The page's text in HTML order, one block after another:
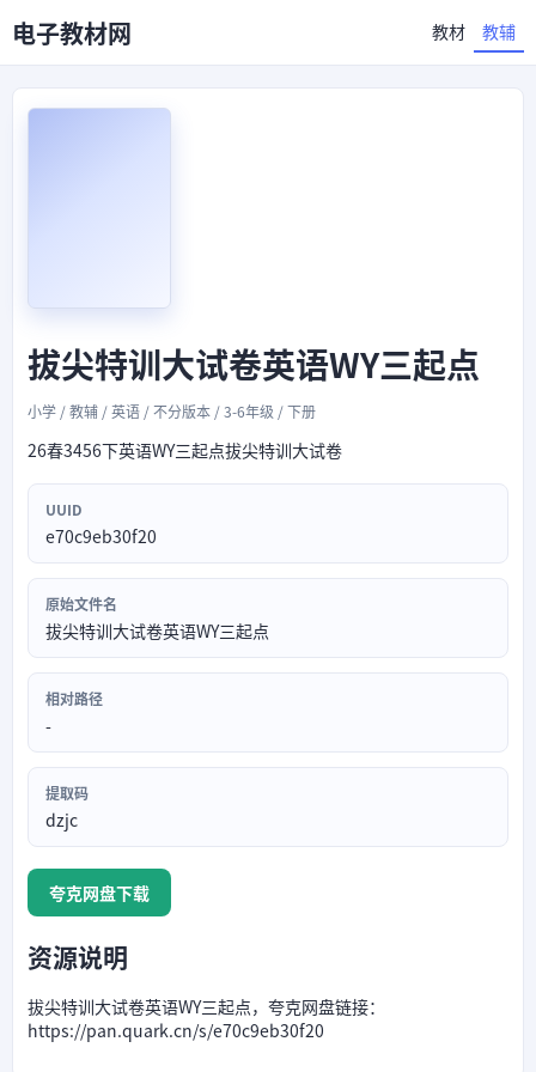
电子教材网 教材 教辅
拔尖特训大试卷英语WY三起点
小学 / 教辅 / 英语 / 不分版本 / 3-6年级 / 下册
26春3456下英语WY三起点拔尖特训大试卷
UUID
e70c9eb30f20
原始文件名
拔尖特训大试卷英语WY三起点
相对路径
-
提取码
dzjc
夸克网盘下载
资源说明
拔尖特训大试卷英语WY三起点，夸克网盘链接：
https://pan.quark.cn/s/e70c9eb30f20